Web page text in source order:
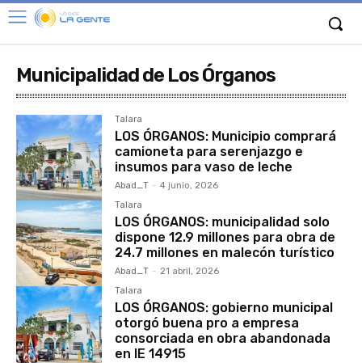
Municipalidad de Los Órganos
Talara
LOS ÓRGANOS: Municipio comprará
camioneta para serenjazgo e
insumos para vaso de leche
Abad_T - 4 junio, 2026
Talara
LOS ÓRGANOS: municipalidad solo
dispone 12.9 millones para obra de
24.7 millones en malecón turístico
Abad_T - 21 abril, 2026
Talara
LOS ÓRGANOS: gobierno municipal
otorgó buena pro a empresa
consorciada en obra abandonada
en IE 14915